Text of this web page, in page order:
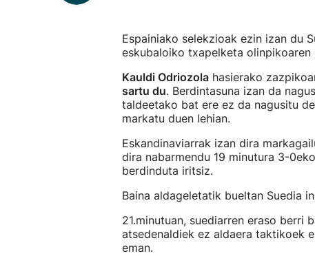
Espainiako selekzioak ezin izan du
eskubaloiko txapelketa olinpikoaren
Kauldi Odriozola hasierako
sartu du. Berdintasuna izan da
taldeetako bat ere ez da nagusitu
markatu duen lehian.
Eskandinaviarrak izan dira
dira nabarmendu 19 minutura 3-
berdinduta iritsiz.
Baina aldageletatik bueltan Suedia
21.minutuan, suediarren eraso berri
atsedenaldiek ez aldaera taktikoek
eman.